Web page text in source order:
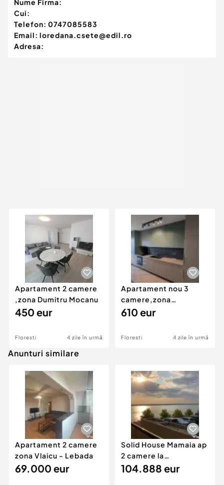
Nume Firma:
Cui:
Telefon: 0747085583
Email: loredana.csete@edil.ro
Adresa:
Apartament 2 camere
,zona Dumitru Mocanu
450 eur
Floresti 4 zile în urmă
Apartament nou 3
camere,zona
Tineretului
610 eur
Floresti 4 zile în urmă
Anunturi similare
Apartament 2 camere
zona Vlaicu - Lebada
69.000 eur
Solid House Mamaia ap
2 camere la
cheie,langa Mega
104.888 eur